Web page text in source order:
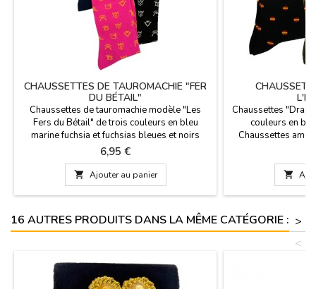
CHAUSSETTES DE TAUROMACHIE "FER
DU BÉTAIL"
Chaussettes de tauromachie modèle "Les
Fers du Bétail" de trois couleurs en bleu
marine fuchsia et fuchsias bleues et noirs
blanche. Chaussettes amusantes et très
originales, idéales pour donner aux plus
taurins. Ils sont mi-hauts et disponibles en
deux tailles. Composition en coton peigné.
Mensurations : taille du pied 36 - 40...
Prix
6,95 €
 Ajouter au panier
Chaussettes
couleurs en
Chaussettes
sont à mi-
peigné. 
16 AUTRES PRODUITS DANS LA MÊME CATÉGORIE : >
<